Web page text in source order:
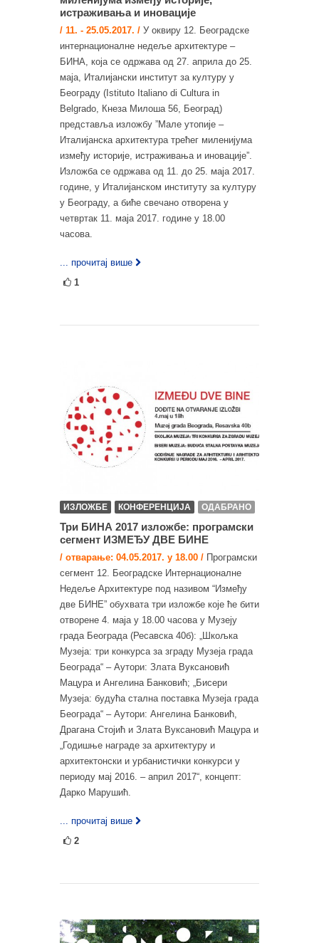
истраживања и иновације
/ 11. - 25.05.2017. / У оквиру 12. Београдске
интернационалне недеље архитектуре –
БИНА, која се одржава од 27. априла до 25.
маја, Италијански институт за културу у
Београду (Istituto Italiano di Cultura in
Belgrado, Кнеза Милоша 56, Београд)
представља изложбу ”Мале утопије –
Италијанска архитектура трећег миленијума
између историје, истраживања и иновације”.
Изложба се одржава од 11. до 25. маја 2017.
године, у Италијанском институту за културу
у Београду, а биће свечано отворена у
четвртак 11. маја 2017. године у 18.00
часова.
... прочитај више
1
ИЗЛОЖБЕ КОНФЕРЕНЦИЈА ОДАБРАНО
Три БИНА 2017 изложбе: програмски
сегмент ИЗМЕЂУ ДВЕ БИНЕ
/ отварање: 04.05.2017. у 18.00 / Програмски
сегмент 12. Београдске Интернационалне
Недеље Архитектуре под називом “Између
две БИНЕ” обухвата три изложбе које ће бити
отворене 4. маја у 18.00 часова у Музеју
града Београда (Ресавска 40б): „Шкољка
Музеја: три конкурса за зграду Музеја града
Београда“ – Аутори: Злата Вуксановић
Мацура и Ангелина Банковић; „Бисери
Музеја: будућа стална поставка Музеја града
Београда“ – Аутори: Ангелина Банковић,
Драгана Стојић и Злата Вуксановић Мацура и
„Годишње награде за архитектуру и
архитектонски и урбанистички конкурси у
периоду мај 2016. – април 2017“, концепт:
Дарко Марушић.
... прочитај више
2